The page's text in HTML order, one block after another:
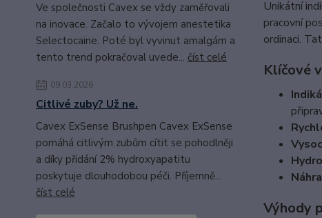
Ve společnosti Cavex se vždy zaměřovali
na inovace. Začalo to vývojem anestetika
Selectocaine. Poté byl vyvinut amalgám a
tento trend pokračoval uvede... číst celé
09.03.2026
Citlivé zuby? Už ne.
Cavex ExSense Brushpen Cavex ExSense
pomáhá citlivým zubům cítit se pohodlněji
a díky přidání 2% hydroxyapatitu
poskytuje dlouhodobou péči. Příjemně...
číst celé
Unikátní
pracovní
ordinaci.
Klíčové
Výhody